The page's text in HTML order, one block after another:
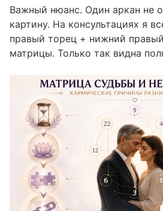
Важный нюанс. Один аркан не
картину. На консультациях я
правый торец + нижний
матрицы. Только так видна